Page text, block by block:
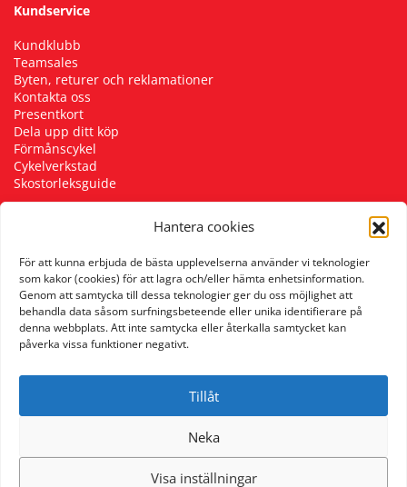
Hantera cookies
För att kunna erbjuda de bästa upplevelserna använder vi teknologier
som kakor (cookies) för att lagra och/eller hämta enhetsinformation.
Genom att samtycka till dessa teknologier ger du oss möjlighet att
behandla data såsom surfningsbeteende eller unika identifierare på
denna webbplats. Att inte samtycka eller återkalla samtycket kan
påverka vissa funktioner negativt.
Tillåt
Neka
Visa inställningar
Kundservice
Kundklubb
Teamsales
Byten, returer och reklamationer
Kontakta oss
Presentkort
Dela upp ditt köp
Förmånscykel
Cykelverkstad
Skostorleksguide
Följ oss